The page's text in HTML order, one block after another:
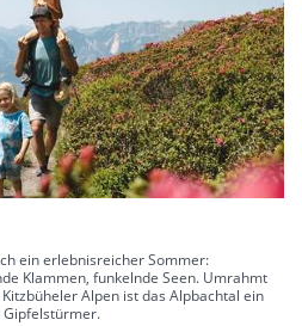
ein erlebnisreicher Sommer:
Klammen, funkelnde Seen. Umrahmt
Alpen ist das Alpbachtal ein